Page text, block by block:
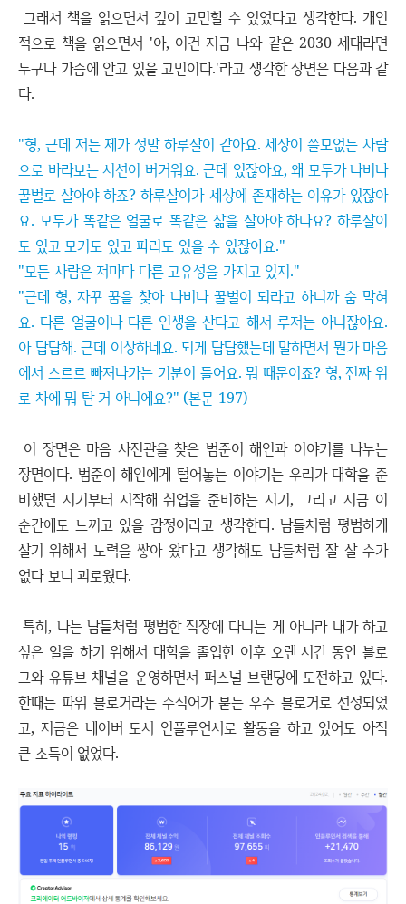
그래서 책을 읽으면서 깊이 고민할 수 있었다고 생각한다. 개인
적으로 책을 읽으면서 '아, 이건 지금 나와 같은 2030 세대라면
누구나 가슴에 안고 있을 고민이다.'라고 생각한 장면은 다음과 같
다.
"형, 근데 저는 제가 정말 하루살이 같아요. 세상이 쓸모없는 사람
으로 바라보는 시선이 버거워요. 근데 있잖아요, 왜 모두가 나비나
꿀벌로 살아야 하죠? 하루살이가 세상에 존재하는 이유가 있잖아
요. 모두가 똑같은 얼굴로 똑같은 삶을 살아야 하나요? 하루살이
도 있고 모기도 있고 파리도 있을 수 있잖아요."
"모든 사람은 저마다 다른 고유성을 가지고 있지."
"근데 형, 자꾸 꿈을 찾아 나비나 꿀벌이 되라고 하니까 숨 막혀
요. 다른 얼굴이나 다른 인생을 산다고 해서 루저는 아니잖아요.
아 답답해. 근데 이상하네요. 되게 답답했는데 말하면서 뭔가 마음
에서 스르르 빠져나가는 기분이 들어요. 뭐 때문이죠? 형, 진짜 위
로 차에 뭐 탄 거 아니에요?" (본문 197)
이 장면은 마음 사진관을 찾은 범준이 해인과 이야기를 나누는
장면이다. 범준이 해인에게 털어놓는 이야기는 우리가 대학을 준
비했던 시기부터 시작해 취업을 준비하는 시기, 그리고 지금 이
순간에도 느끼고 있을 감정이라고 생각한다. 남들처럼 평범하게
살기 위해서 노력을 쌓아 왔다고 생각해도 남들처럼 잘 살 수가
없다 보니 괴로웠다.
특히, 나는 남들처럼 평범한 직장에 다니는 게 아니라 내가 하고
싶은 일을 하기 위해서 대학을 졸업한 이후 오랜 시간 동안 블로
그와 유튜브 채널을 운영하면서 퍼스널 브랜딩에 도전하고 있다.
한때는 파워 블로거라는 수식어가 붙는 우수 블로거로 선정되었
고, 지금은 네이버 도서 인플루언서로 활동을 하고 있어도 아직
큰 소득이 없었다.